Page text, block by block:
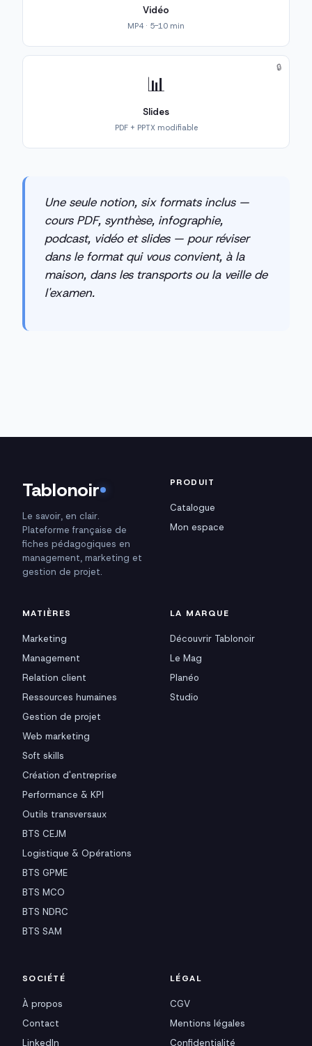
Vidéo
MP4 · 5-10 min
📊
Slides
PDF + PPTX modifiable
🔒
Une seule notion, six formats inclus —
cours PDF, synthèse, infographie,
podcast, vidéo et slides — pour réviser
dans le format qui vous convient, à la
maison, dans les transports ou la veille de
l'examen.
Tablonoir
Le savoir, en clair.
Plateforme française de
fiches pédagogiques en
management, marketing et
gestion de projet.
PRODUIT
Catalogue
Mon espace
MATIÈRES
Marketing
Management
Relation client
Ressources humaines
Gestion de projet
Web marketing
Soft skills
Création d'entreprise
Performance & KPI
Outils transversaux
BTS CEJM
Logistique & Opérations
BTS GPME
BTS MCO
BTS NDRC
BTS SAM
LA MARQUE
Découvrir Tablonoir
Le Mag
Planéo
Studio
SOCIÉTÉ
À propos
Contact
LinkedIn
LÉGAL
CGV
Mentions légales
Confidentialité